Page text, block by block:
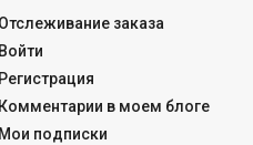
Отслеживание заказа
Войти
Регистрация
Комментарии в моем блоге
Мои подписки